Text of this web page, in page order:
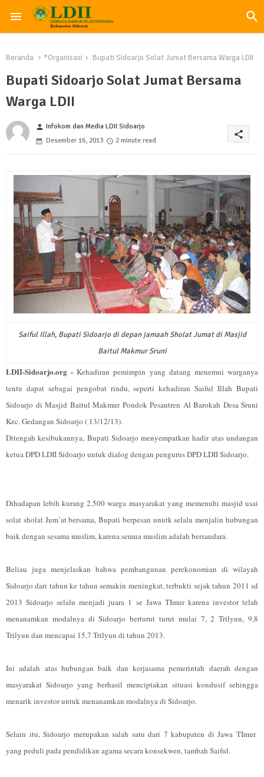
Beranda *Organisasi Bupati Sidoarjo Solat Jumat Bersama Warga LDII
Bupati Sidoarjo Solat Jumat Bersama
Warga LDII
person Infokom dan Media LDII Sidoarjo
Desember 16, 2013
2 minute read
share
Saiful Illah, Bupati Sidoarjo di depan jamaah Sholat Jumat di Masjid
Baitul Makmur Sruni
LDII-Sidoarjo.org - Kehadiran pemimpin yang datang menemui warganya
tentu dapat sebagai pengobat rindu, seperti kehadiran Saiful Illah Bupati
Sidoarjo di Masjid Baitul Makmur Pondok Pesantren Al Barokah Desa Sruni
Kec. Gedangan Sidoarjo ( 13/12/13).
Ditengah kesibukannya, Bupati Sidoarjo menyempatkan hadir atas undangan
ketua DPD LDII Sidoarjo untuk dialog dengan pengurus DPD LDII Sidoarjo.
Dihadapan lebih kurang 2.500 warga masyarakat yang memenuhi masjid usai
solat sholat Jum’at bersama, Bupati berpesan unutk selalu menjalin hubungan
baik dengan sesama muslim, karena semua muslim adalah bersaudara.
Beliau juga menjelaskan bahwa pembangunan perekonomian di wilayah
Sidoarjo dari tahun ke tahun semakin meningkat, terbukti sejak tahun 2011 sd
2013 Sidoarjo selalu menjadi juara 1 se Jawa TImur karena investor telah
menanamkan modalnya di Sidoarjo berturut turut mulai 7, 2 Trilyun, 9,8
Trilyun dan mencapai 15,7 Trilyun di tahun 2013.
Ini adalah atas hubungan baik dan kerjasama pemerintah daerah dengan
masyarakat Sidoarjo yang berhasil menciptakan situasi kondusif sehingga
menarik investor untuk menanamkan modalnya di Sidoarjo.
Selain itu, Sidoarjo merupakan salah satu dari 7 kabupaten di Jawa TImur
yang peduli pada pendidikan agama secara konsekwen, tambah Saiful.